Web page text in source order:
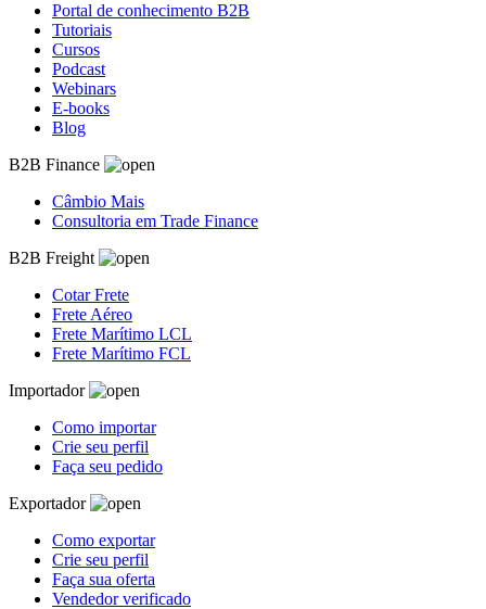
Portal de conhecimento B2B
Tutoriais
Cursos
Podcast
Webinars
E-books
Blog
B2B Finance
Câmbio Mais
Consultoria em Trade Finance
B2B Freight
Cotar Frete
Frete Aéreo
Frete Marítimo LCL
Frete Marítimo FCL
Importador
Como importar
Crie seu perfil
Faça seu pedido
Exportador
Como exportar
Crie seu perfil
Faça sua oferta
Vendedor verificado